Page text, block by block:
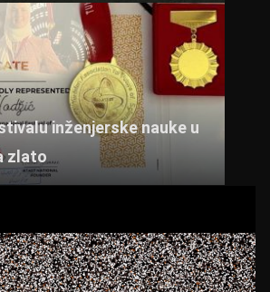
inženjerske nauke u
zlato